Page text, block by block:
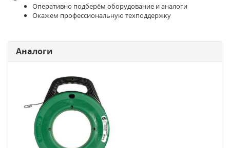
Оперативно подберём оборудование и аналоги
Окажем профессиональную техподдержку
Аналоги